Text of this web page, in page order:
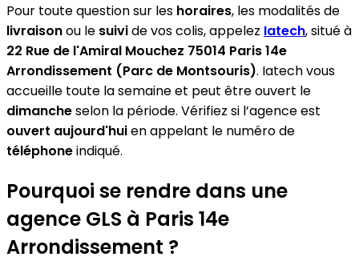
Pour toute question sur les horaires, les modalités de
livraisonou le suivide vos colis, appelez Iatech, situé à
22 Rue de l'Amiral Mouchez 75014 Paris 14e
Arrondissement (Parc de Montsouris). Iatech vous
accueille toute la semaine et peut être ouvert le
dimancheselon la période. Vérifiez si l’agence est
ouvert aujourd'huien appelant le numéro de
téléphoneindiqué.
Pourquoi se rendre dans une
agence GLS à Paris 14e
Arrondissement ?